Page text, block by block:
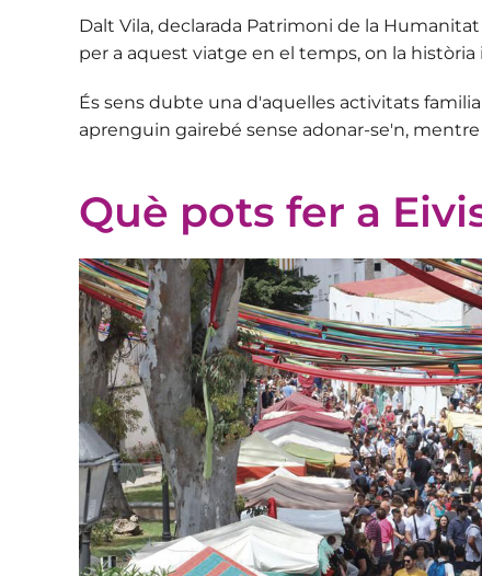
Dalt Vila, declarada Patrimoni de la
per a aquest viatge en el temps, on la
És sens dubte una d'aquelles activitats
aprenguin gairebé sense adonar-se'n,
Què pots fer a